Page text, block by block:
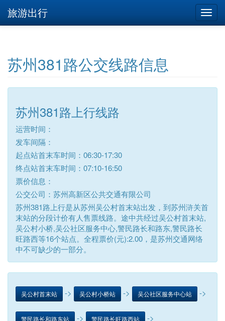
旅游出行
苏州381路公交线路信息
苏州381路上行线路
运营时间：
发车间隔：
起点站首末车时间：06:30-17:30
终点站首末车时间：07:10-16:50
票价信息：
公交公司：苏州高新区公共交通有限公司
苏州381路上行是从苏州吴公村首末站出发，到苏州浒关首
末站的分段计价有人售票线路。途中共经过吴公村首末站,
吴公村小桥,吴公社区服务中心,警民路长和路东,警民路长
旺路西等16个站点。全程票价(元):2.00，是苏州交通网络
中不可缺少的一部分。
吴公村首末站 -> 吴公村小桥站 -> 吴公社区服务中心站 ->
警民路长和路东站 -> 警民路长旺路西站 ->